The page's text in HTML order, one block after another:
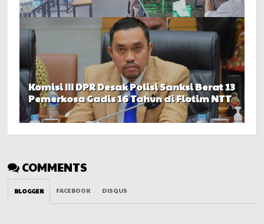
Komisi III DPR Desak Polisi Sanksi Berat 13
Pemerkosa Gadis 16 Tahun di Flotim NTT
COMMENTS
BLOGGER FACEBOOK DISQUS